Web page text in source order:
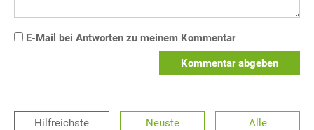
E-Mail bei Antworten zu meinem Kommentar
Kommentar abgeben
Hilfreichste Neuste Alle